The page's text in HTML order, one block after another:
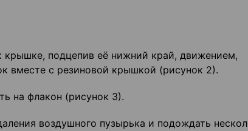
подцепив её нижний край, движением,
вместе с резиновой крышкой (рисунок 2).
на флакон (рисунок 3).
воздушного пузырька и подождать